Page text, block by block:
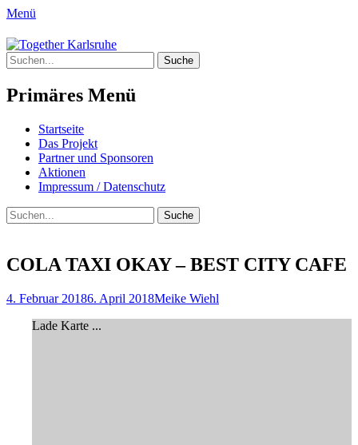
Menü
Together Karlsruhe
Integration von jungen Menschen mit
Fluchterfahrung und
Migrationshintergrund
Suche
nach:
Primäres Menü
Springe
zum
Inhalt
Startseite
Das Projekt
Partner und Sponsoren
Aktionen
Impressum / Datenschutz
Suchen
Suche
nach:
COLA TAXI OKAY – BEST CITY CAFE
Posted
4. Februar 20186. April 2018Author
Meike Wiehl
Lade Karte ...